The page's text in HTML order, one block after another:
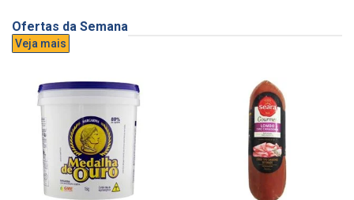
Ofertas da Semana
Veja mais